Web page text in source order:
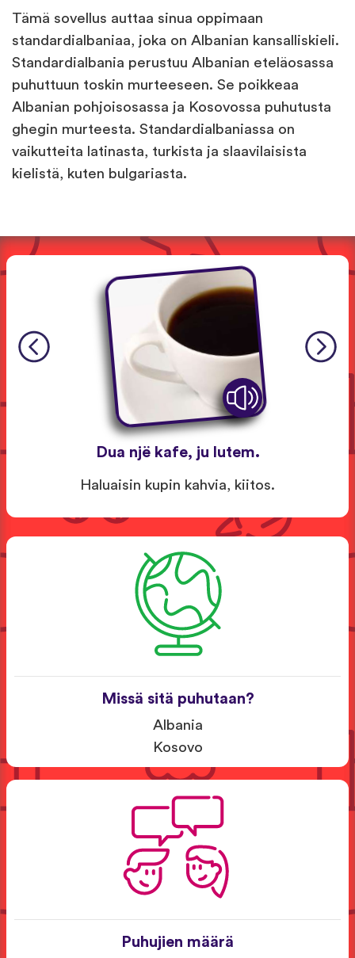
Tämä sovellus auttaa sinua oppimaan
standardialbaniaa, joka on Albanian kansalliskieli.
Standardialbania perustuu Albanian eteläosassa
puhuttuun toskin murteeseen. Se poikkeaa
Albanian pohjoisosassa ja Kosovossa puhutusta
ghegin murteesta. Standardialbaniassa on
vaikutteita latinasta, turkista ja slaavilaisista
kielistä, kuten bulgariasta.
Dua një kafe, ju lutem.
Haluaisin kupin kahvia, kiitos.
Missä sitä puhutaan?
Albania
Kosovo
Puhujien määrä